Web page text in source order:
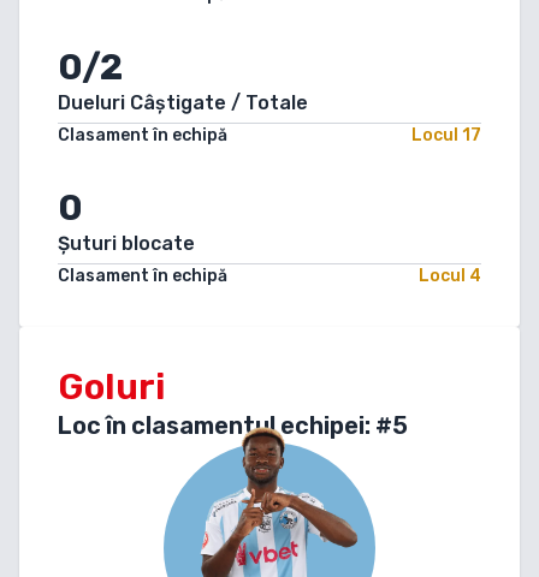
0/2
Dueluri Câștigate / Totale
Clasament în echipă Locul 17
0
Șuturi blocate
Clasament în echipă Locul 4
Goluri
Loc în clasamentul echipei: #5